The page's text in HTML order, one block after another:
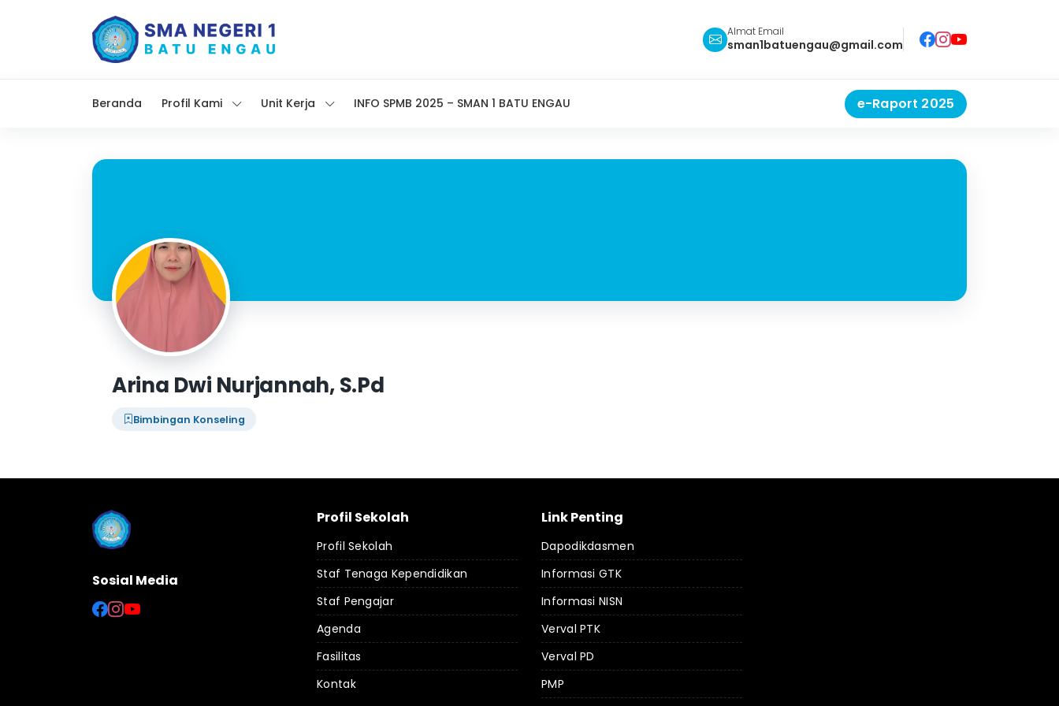
Almat Email
sman1batuengau@gmail.com
Beranda Profil Kami Unit Kerja INFO SPMB 2025 – SMAN 1 BATU ENGAU e-Raport 2025
Arina Dwi Nurjannah, S.Pd
Bimbingan Konseling
Sosial Media
Profil Sekolah
Profil Sekolah
Staf Tenaga Kependidikan
Staf Pengajar
Agenda
Fasilitas
Kontak
Link Penting
Dapodikdasmen
Informasi GTK
Informasi NISN
Verval PTK
Verval PD
PMP